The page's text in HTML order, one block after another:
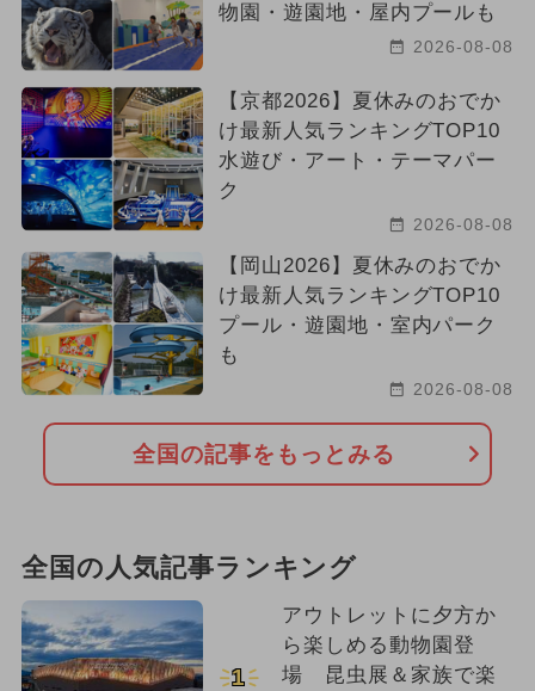
物園・遊園地・屋内プールも
2026-08-08
【京都2026】夏休みのおでか
け最新人気ランキングTOP10
水遊び・アート・テーマパー
ク
2026-08-08
【岡山2026】夏休みのおでか
け最新人気ランキングTOP10
プール・遊園地・室内パーク
も
2026-08-08
全国の記事をもっとみる
全国の人気記事ランキング
1
アウトレットに夕方か
ら楽しめる動物園登
場 昆虫展＆家族で楽